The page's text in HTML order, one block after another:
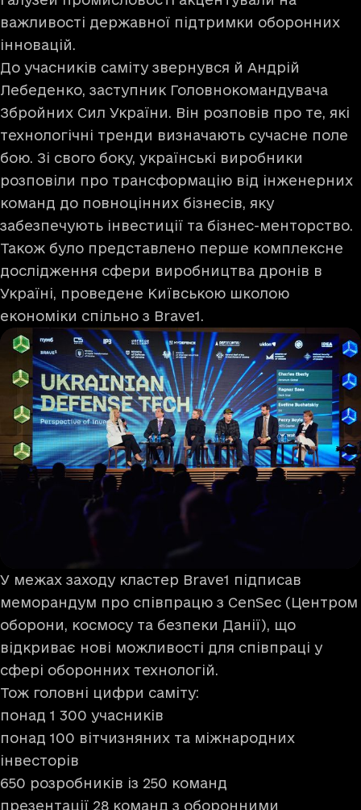
важливості державної підтримки оборонних
інновацій.
До учасників саміту звернувся й Андрій
Лебеденко, заступник Головнокомандувача
Збройних Сил України. Він розповів про те, які
технологічні тренди визначають сучасне поле
бою. Зі свого боку, українські виробники
розповіли про трансформацію від інженерних
команд до повноцінних бізнесів, яку
забезпечують інвестиції та бізнес-менторство.
Також було представлено перше комплексне
дослідження сфери виробництва дронів в
Україні, проведене Київською школою
економіки спільно з Brave1.
У межах заходу кластер Brave1 підписав
меморандум про співпрацю з CenSec (Центром
оборони, космосу та безпеки Данії), що
відкриває нові можливості для співпраці у
сфері оборонних технологій.
Тож головні цифри саміту:
понад 1 300 учасників
понад 100 вітчизняних та міжнародних
інвесторів
650 розробників із 250 команд
презентації 28 команд з оборонними